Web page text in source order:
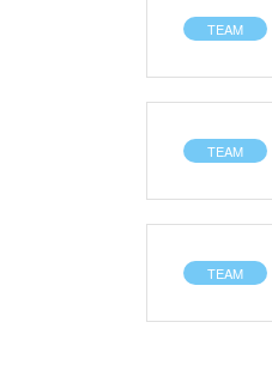
TEAM
TEAM
TEAM